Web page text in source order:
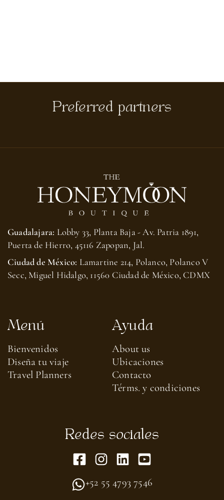
Preferred partners
Guadalajara: Lobby 33, Planta Baja - Av. Patria 1891,
Puerta de Hierro, 45116 Zapopan, Jal.
Ciudad de México: Lamartine 214, Polanco, Polanco V
Secc, Miguel Hidalgo, 11560 Ciudad de México, CDMX
Menú
Bienvenidos
Diseña tu viaje
Travel Planners
Ayuda
About us​
Ubicaciones
Contacto
Térms. y condiciones
Redes sociales
+52 55 4793 7546